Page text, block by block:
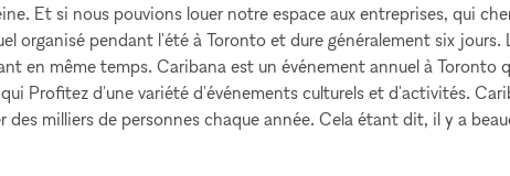
Et si nous pouvions louer notre espace aux entreprises, qui
organisé pendant l'été à Toronto et dure généralement six
en même temps. Caribana est un événement annuel à Toronto
Profitez d'une variété d'événements culturels et d'activités.
milliers de personnes chaque année. Cela étant dit, il y a